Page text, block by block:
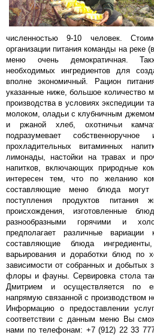
численностью 9-10 человек.
организации питания команды на реке
меню очень демократичная.
необходимых ингредиентов для
вполне экономичный. Рацион
указанные ниже, большое количество
производства в условиях экспедиции
молоком, оладьи с клубничным
и ржаной хлеб, охотничьи
подразумевает собственноручное
прохладительных витаминных
лимонады, настойки на травах и
напитков, включающих природные
интересен тем, что по желанию
составляющие меню блюда
поступления продуктов питания
происхождения, изготовленные
разнообразными горячими и
предполагает различные
составляющие блюда
варьирования и доработки блюд по
зависимости от собранных и добытых
флоры и фауны. Сервировка стола
Дмитрием и осуществляется по
напрямую связанной с производством
Информацию о предоставлении
соответствии с данным меню Вы
нами по телефонам: +7 (912) 22 33